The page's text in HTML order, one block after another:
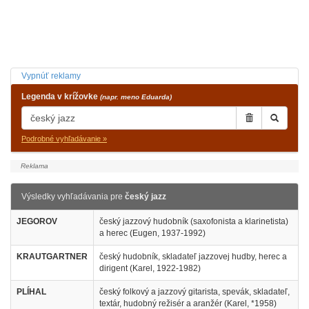
Vypnúť reklamy
Legenda v krížovke (napr. meno Eduarda)
Podrobné vyhľadávanie »
Výsledky vyhľadávania pre český jazz
JEGOROV
český jazzový hudobník (saxofonista a klarinetista)
a herec (Eugen, 1937-1992)
KRAUTGARTNER
český hudobník, skladateľ jazzovej hudby, herec a
dirigent (Karel, 1922-1982)
PLÍHAL
český folkový a jazzový gitarista, spevák, skladateľ,
textár, hudobný režisér a aranžér (Karel, *1958)